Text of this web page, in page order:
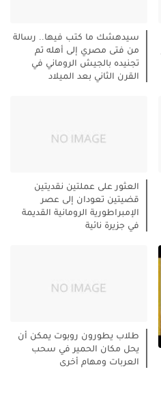
سيدهشك ما كتب فيها.. رسالة
من فتى مصري إلى أهله تم
تجنيده بالجيش الروماني في
القرن الثاني بعد الميلاد
العثور على عملتين نقديتين
قضيتين تعودان إلى عصر
الإمبراطورية الرومانية القديمة
في جزيرة نائية
طلاب يطورون روبوت يمكن أن
يحل مكان الحمير في سحب
العربات ومهام أخرى